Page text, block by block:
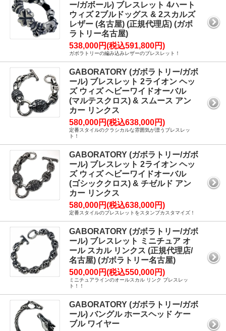
ー/ガボール) ブレスレット 4ハート
ウィズ 2ブルドッグス & 2スカルズ
レザー (名古屋) (正規代理店) (ガボ
ラトリー名古屋)
538,000円(税込591,800円)
ガボラトリーの編み込みレザーのブレスレット！
GABORATORY (ガボラトリー/ガボ
ール) ブレスレット 2ライオン ヘッ
ズ ウィズ ヘビーワイドオーバル
(マルテスクロス) & スムース アン
カー リンクス
580,000円(税込638,000円)
定番スタイルのクラシカルな雰囲気が漂うブレスレッ
ト！
GABORATORY (ガボラトリー/ガボ
ール) ブレスレット 2ライオン ヘッ
ズ ウィズ ヘビーワイドオーバル
(ゴシッククロス) & チゼルド アン
カー リンクス
580,000円(税込638,000円)
定番スタイルのブレスレットをスタンプカスタマイズ！
GABORATORY (ガボラトリー/ガボ
ール) ブレスレット ミニチュア オ
ール スカル リンクス (正規代理店/
名古屋) (ガボラトリー名古屋)
500,000円(税込550,000円)
ミニチュアラインのオールスカル リンク ブレスレッ
ト！！
GABORATORY (ガボラトリー/ガボ
ール) バングル ホースヘッド ケー
ブル ワイヤー